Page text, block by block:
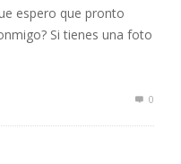
espero que pronto
Si tienes una foto
0